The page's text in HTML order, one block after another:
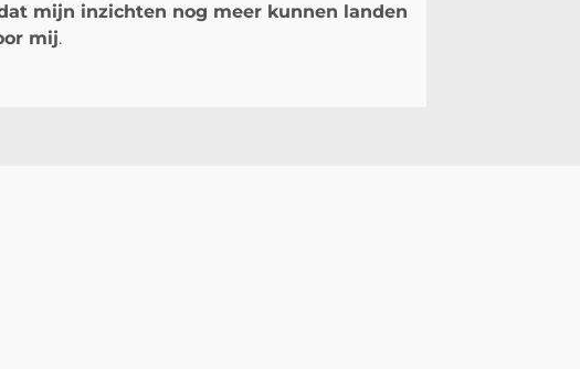
mijn inzichten nog meer kunnen landen
mij.